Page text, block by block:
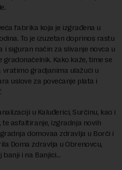
fabrika koja je izgrađena u
To je izuzetan doprinos rastu
siguran način za slivanje novca u
gradonačelnik. Kako kaže, time se
vratimo gradjanima ulažući u
uslove za povećanje plata i
u Kaluđerici, Surčinu, kao i
asfaltiranje, izgradnja novih
domovaa zdravlja u Borči i
Doma zdravlja u Obrenovcu,
banji i na Banjici…